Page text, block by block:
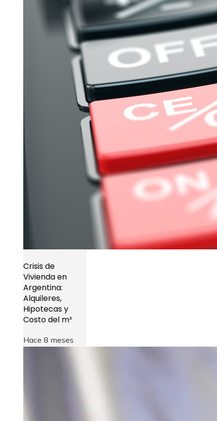
Crisis de
Vivienda en
Argentina:
Alquileres,
Hipotecas y
Costo del m²
Hace 8 meses